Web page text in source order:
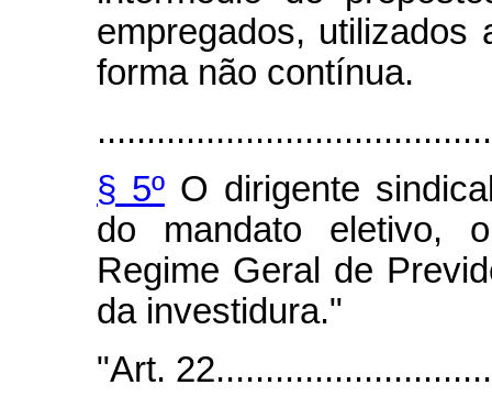
empregados, utilizados
forma não contínua.
§ 5ºO dirigente
do mandato eletivo,
Regime Geral de
da investidura."
"Art.